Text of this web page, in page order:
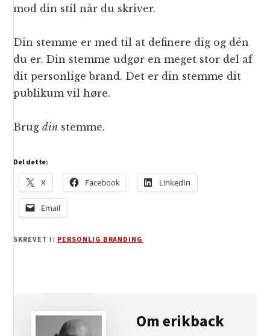
mod din stil når du skriver.
Din stemme er med til at definere dig og dén
du er. Din stemme udgør en meget stor del af
dit personlige brand. Det er din stemme dit
publikum vil høre.
Brugdin stemme.
Del dette:
X Facebook LinkedIn
Email
SKREVET I: PERSONLIG BRANDING
Omerikback